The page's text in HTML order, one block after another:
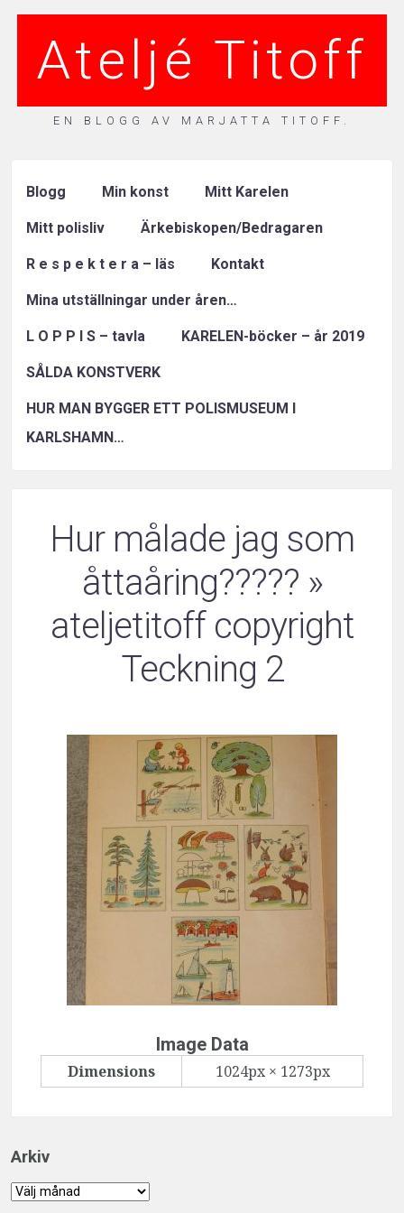
Ateljé Titoff
EN BLOGG AV MARJATTA TITOFF.
Blogg Min konst Mitt Karelen
Mitt polisliv Ärkebiskopen/Bedragaren
R e s p e k t e r a – läs Kontakt
Mina utställningar under åren…
L O P P I S – tavla KARELEN-böcker – år 2019
SÅLDA KONSTVERK
HUR MAN BYGGER ETT POLISMUSEUM I
KARLSHAMN…
Hur målade jag som
åttaåring????? »
ateljetitoff copyright
Teckning 2
Image Data
Dimensions 1024px × 1273px
Arkiv
Arkiv